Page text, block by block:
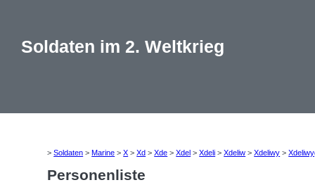
Soldaten im 2. Weltkrieg
>Soldaten >Marine >X >Xd >Xde >Xdel >Xdeli >Xdeliw >Xdeliwy >
Personenliste